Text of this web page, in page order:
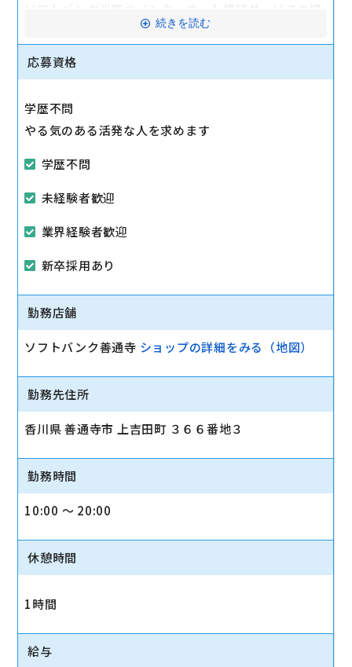
ソフトバンク光等のインターネット接続サービスの提
案・申し込みの受け付け。
マイカー通勤可
続きを読む
応募資格
学歴不問
やる気のある活発な人を求めます
学歴不問
未経験者歓迎
業界経験者歓迎
新卒採用あり
勤務店舗
ソフトバンク善通寺 ショップの詳細をみる（地図）
勤務先住所
香川県 善通寺市 上吉田町 ３６６番地３
勤務時間
10:00 〜 20:00
休憩時間
1時間
給与